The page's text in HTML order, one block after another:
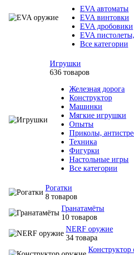
EVA автоматы
EVA винтовки
EVA дробовики
EVA
Все категории
Игрушки
636 товаров
Железная дорога
Конструктор
Машинки
Мягкие игрушки
Опыты
Приколы,
Техника
Фигурки
Настольные игры
Все категории
Рогатки
8 товаров
Гранатамёты
10 товаров
NERF оружие
34 товара
Конструктор